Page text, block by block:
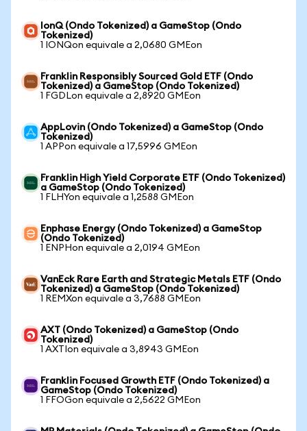
IonQ (Ondo Tokenized) a GameStop (Ondo
Tokenized)
1 IONQon equivale a 2,0680 GMEon
Franklin Responsibly Sourced Gold ETF (Ondo
Tokenized) a GameStop (Ondo Tokenized)
1 FGDLon equivale a 2,8920 GMEon
AppLovin (Ondo Tokenized) a GameStop (Ondo
Tokenized)
1 APPon equivale a 17,5996 GMEon
Franklin High Yield Corporate ETF (Ondo Tokenized)
a GameStop (Ondo Tokenized)
1 FLHYon equivale a 1,2588 GMEon
Enphase Energy (Ondo Tokenized) a GameStop
(Ondo Tokenized)
1 ENPHon equivale a 2,0194 GMEon
VanEck Rare Earth and Strategic Metals ETF (Ondo
Tokenized) a GameStop (Ondo Tokenized)
1 REMXon equivale a 3,7688 GMEon
AXT (Ondo Tokenized) a GameStop (Ondo
Tokenized)
1 AXTIon equivale a 3,8943 GMEon
Franklin Focused Growth ETF (Ondo Tokenized) a
GameStop (Ondo Tokenized)
1 FFOGon equivale a 2,5622 GMEon